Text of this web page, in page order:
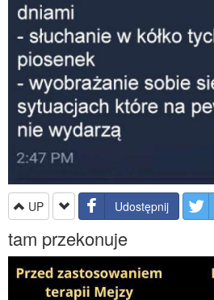
UP Udostępnij
tam przekonuje